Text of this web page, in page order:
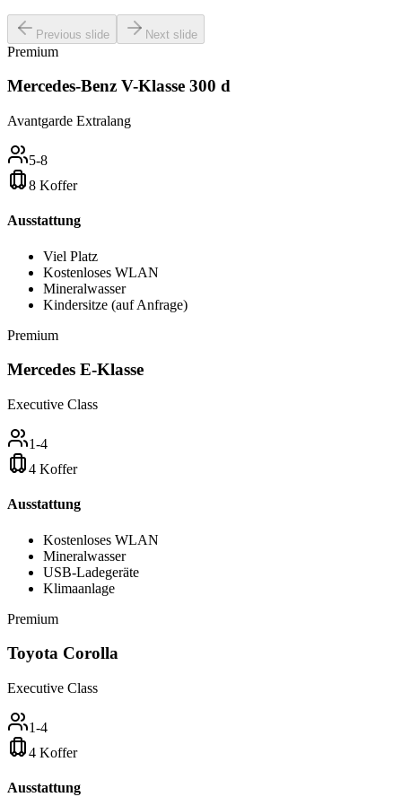
Previous slide Next slide
Premium
Mercedes-Benz V-Klasse 300 d
Avantgarde Extralang
5-8
8 Koffer
Ausstattung
Viel Platz
Kostenloses WLAN
Mineralwasser
Kindersitze (auf Anfrage)
Premium
Mercedes E-Klasse
Executive Class
1-4
4 Koffer
Ausstattung
Kostenloses WLAN
Mineralwasser
USB-Ladegeräte
Klimaanlage
Premium
Toyota Corolla
Executive Class
1-4
4 Koffer
Ausstattung